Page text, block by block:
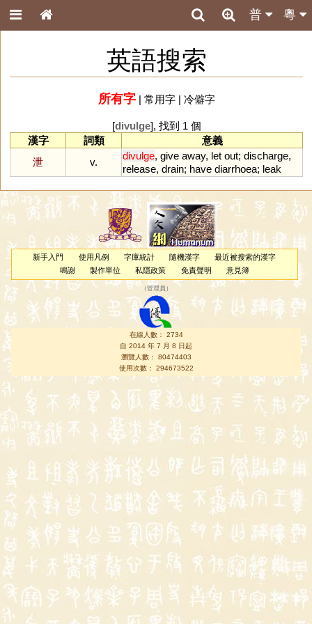
粵
普
英語搜索
所有字| 常用字| 冷僻字
[divulge], 找到 1 個
漢字
詞類
意義
泄
v.
divulge, give away, let out; discharge,
release, drain; have diarrhoea; leak
新手入門 使用凡例 字庫統計 隨機漢字
最近被搜索的漢字
鳴謝
製作單位 私隱政策 免責聲明 意見簿
（管理員 ）
在線人數： 2734
自 2014 年 7 月 8 日起
瀏覽人數： 80474403
使用次數： 294673522